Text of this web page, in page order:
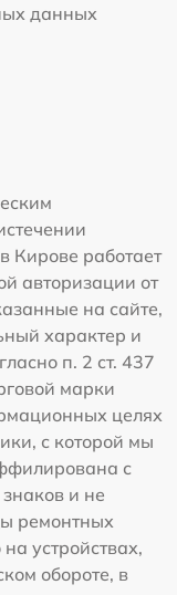
данных
Кирове работает
авторизации от
на сайте,
характер и
п. 2 ст. 437
марки
целях
с которой мы
с
и не
ремонтных
устройствах,
обороте, в